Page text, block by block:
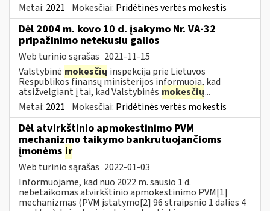
Metai: 2021 Mokesčiai: Pridėtinės vertės mokestis
Dėl 2004 m. kovo 10 d. įsakymo Nr. VA-32
pripažinimo netekusiu galios
Web turinio sąrašas 2021-11-15
Valstybinė mokesčių inspekcija prie Lietuvos
Respublikos finansų ministerijos informuoja, kad
atsižvelgiant į tai, kad Valstybinės mokesčių...
Metai: 2021 Mokesčiai: Pridėtinės vertės mokestis
Dėl atvirkštinio apmokestinimo PVM
mechanizmo taikymo bankrutuojančioms
įmonėms ir
Web turinio sąrašas 2022-01-03
Informuojame, kad nuo 2022 m. sausio 1 d.
nebetaikomas atvirkštinio apmokestinimo PVM[1]
mechanizmas (PVM įstatymo[2] 96 straipsnio 1 dalies 4